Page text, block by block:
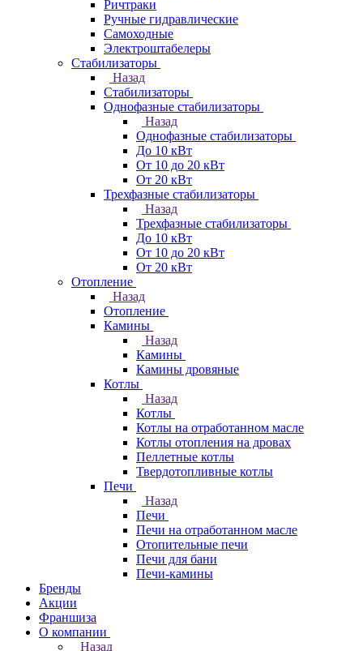
Ричтраки
Ручные гидравлические
Самоходные
Электроштабелеры
Стабилизаторы
Назад
Стабилизаторы
Однофазные стабилизаторы
Назад
Однофазные стабилизаторы
До 10 кВт
От 10 до 20 кВт
От 20 кВт
Трехфазные стабилизаторы
Назад
Трехфазные стабилизаторы
До 10 кВт
От 10 до 20 кВт
От 20 кВт
Отопление
Назад
Отопление
Камины
Назад
Камины
Камины дровяные
Котлы
Назад
Котлы
Котлы на отработанном масле
Котлы отопления на дровах
Пеллетные котлы
Твердотопливные котлы
Печи
Назад
Печи
Печи на отработанном масле
Отопительные печи
Печи для бани
Печи-камины
Бренды
Акции
Франшиза
О компании
Назад